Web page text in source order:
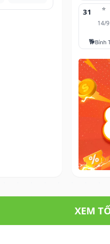
⭐
31
14/9
🐕Bính
XEM